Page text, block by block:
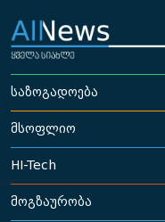
საზოგადოება
მსოფლიო
HI-Tech
მოგზაურობა